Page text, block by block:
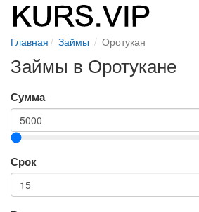
Главная Займы Оротукан
Займы в Оротукане
Сумма
Срок